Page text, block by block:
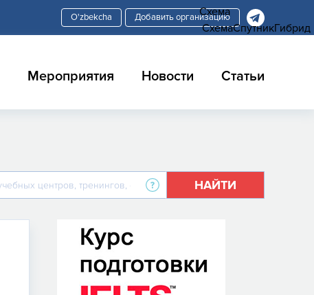
Добавить организацию
Мероприятия Новости Статьи
НАЙТИ
Схема
СхемаСпутникГибрид